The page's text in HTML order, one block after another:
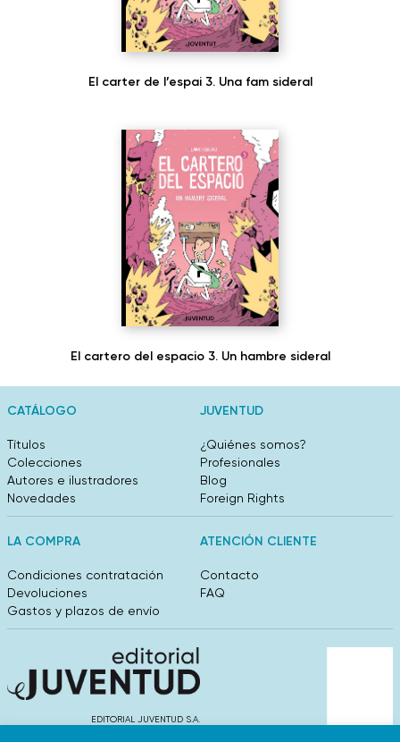
El carter de l’espai 3. Una fam sideral
El cartero del espacio 3. Un hambre sideral
CATÁLOGO
Títulos
Colecciones
Autores e ilustradores
Novedades
JUVENTUD
¿Quiénes somos?
Profesionales
Blog
Foreign Rights
LA COMPRA
Condiciones contratación
Devoluciones
Gastos y plazos de envío
ATENCIÓN CLIENTE
Contacto
FAQ
EDITORIAL JUVENTUD S.A.